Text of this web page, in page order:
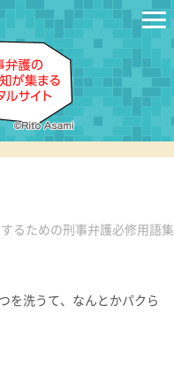
るための刑事弁護必修用語集
を洗うて、なんとかパクら